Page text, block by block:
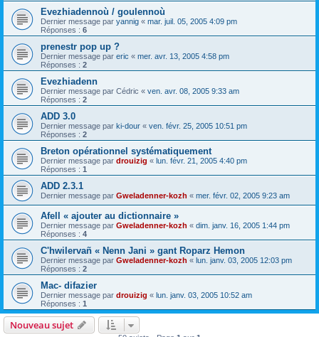
Evezhiadennoù / goulennoù
Dernier message par yannig « mar. juil. 05, 2005 4:09 pm
Réponses : 6
prenestr pop up ?
Dernier message par eric « mer. avr. 13, 2005 4:58 pm
Réponses : 2
Evezhiadenn
Dernier message par Cédric « ven. avr. 08, 2005 9:33 am
Réponses : 2
ADD 3.0
Dernier message par ki-dour « ven. févr. 25, 2005 10:51 pm
Réponses : 2
Breton opérationnel systématiquement
Dernier message par drouizig « lun. févr. 21, 2005 4:40 pm
Réponses : 1
ADD 2.3.1
Dernier message par Gweladenner-kozh « mer. févr. 02, 2005 9:23 am
Afell « ajouter au dictionnaire »
Dernier message par Gweladenner-kozh « dim. janv. 16, 2005 1:44 pm
Réponses : 4
C'hwilervañ « Nenn Jani » gant Roparz Hemon
Dernier message par Gweladenner-kozh « lun. janv. 03, 2005 12:03 pm
Réponses : 2
Mac- difazier
Dernier message par drouizig « lun. janv. 03, 2005 10:52 am
Réponses : 1
Nouveau sujet